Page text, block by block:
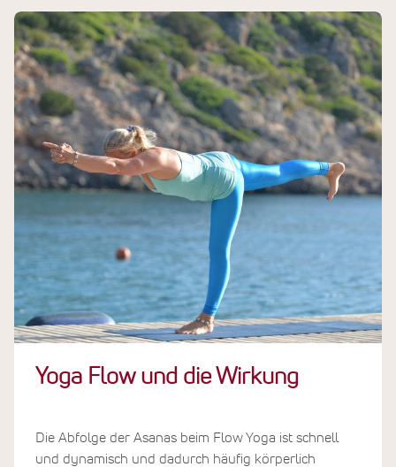
Yoga Flow und die Wirkung
Die Abfolge der Asanas beim Flow Yoga ist schnell
und dynamisch und dadurch häufig körperlich